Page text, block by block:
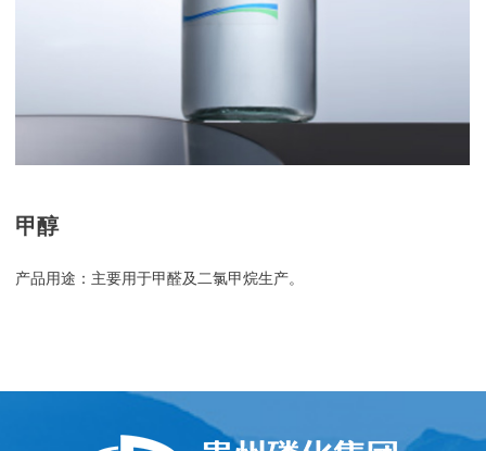
甲醇
产品用途：主要用于甲醛及二氯甲烷生产。